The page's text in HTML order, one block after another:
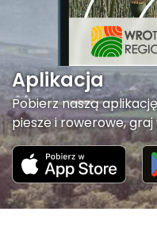
Aplikacja
Pobierz naszą
piesze i rowerowe,